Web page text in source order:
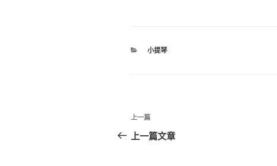
分
小提琴
文
章
上
一
上一篇
上一篇文章